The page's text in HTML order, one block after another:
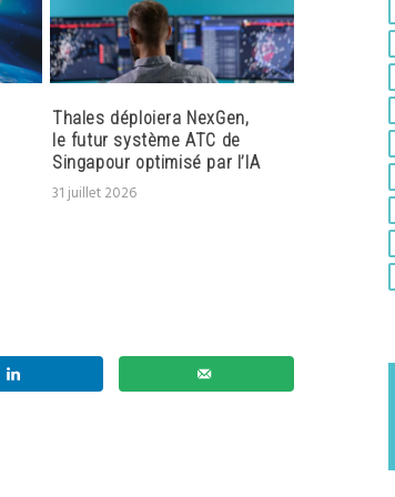
Thales déploiera NexGen,
le futur système ATC de
Singapour optimisé par l’IA
31 juillet 2026